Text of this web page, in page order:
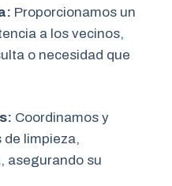
Proporcionamos un
a los vecinos,
o necesidad que
Coordinamos y
de limpieza,
asegurando su